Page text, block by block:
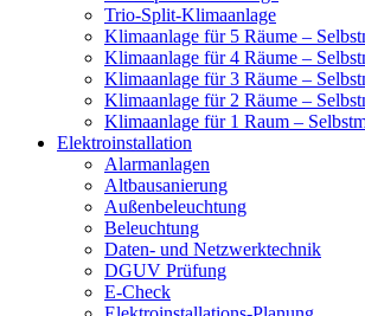
Trio-Split-Klimaanlage
Klimaanlage für 5 Räume –
Klimaanlage für 4 Räume –
Klimaanlage für 3 Räume –
Klimaanlage für 2 Räume –
Klimaanlage für 1 Raum –
Elektroinstallation
Alarmanlagen
Altbausanierung
Außenbeleuchtung
Beleuchtung
Daten- und Netzwerktechnik
DGUV Prüfung
E-Check